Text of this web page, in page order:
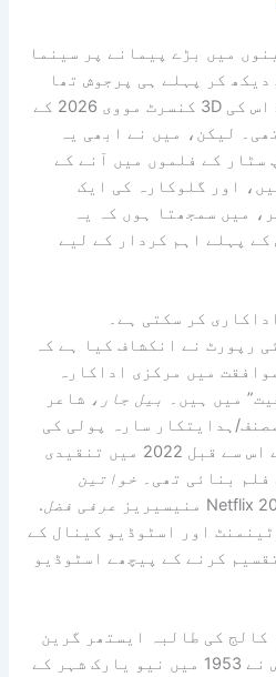
میں بڑے پیمانے پر سینما
کر پہلے ہی پرجوش تھا
جب جیمز کیمرون کے ساتھ اس کی 3D کنسرٹ مووی 2026 کے
لیکن، میں نے ابھی یہ
سالہ پاپ سٹار کے فلموں میں آنے کے
اور گلوکارہ کی ایک
میں سمجھتا ہوں کہ یہ
پہلے اہم کردار کے لیے
کر سکتی ہے۔
رپورٹ نے انکشاف کیا ہے کہ
میں مرکزی اداکارہ
میں ہیں۔ بیل جار، شاعر
ہدایتکار سارہ پولی کی
طرف سے آئے گی، جنہوں نے اس سے قبل 2022 میں تنقیدی
بنائی تھی۔ خواتین
عرفی فضل.
اور اسٹوڈیو کینال کے
کرنے کے پیچھے اسٹوڈیو
خود ایک 19 سالہ کالج کی طالبہ ایستھر گرین
ووڈ کی پیروی کرتی ہے جس نے 1953 میں نیو یارک شہر کے